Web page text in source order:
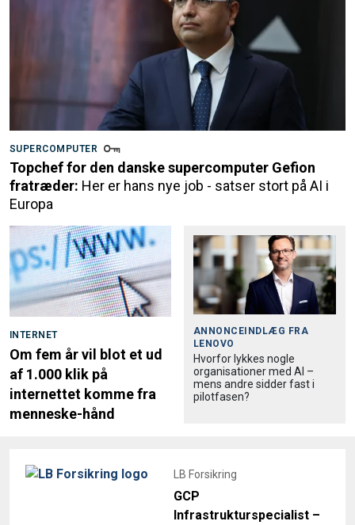
SUPERCOMPUTER
Topchef for den danske supercomputer Gefion
fratræder: Her er hans nye job - satser stort på AI i
Europa
INTERNET
Om fem år vil blot et ud
af 1.000 klik på
internettet komme fra
menneske-hånd
ANNONCEINDLÆG FRA
LENOVO
Hvorfor lykkes nogle
organisationer med AI –
mens andre sidder fast i
pilotfasen?
LB Forsikring
GCP
Infrastrukturspecialist –